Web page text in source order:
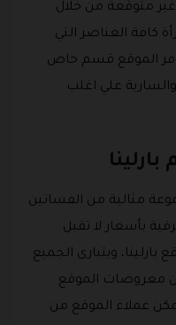
متوقعة من خلال
كافة العناصر التي
الموقع قسم خاص
والتخفيضات حتي 50% والسارية علي اغلب
مثالية من الفساتين
بأسعار لا تقبل
ويتبارى الجميع
معروضات الموقع
عملاء الموقع من